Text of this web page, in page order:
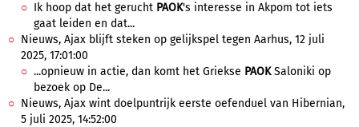
Ik hoop dat het gerucht PAOK's interesse in Akpom tot iets
gaat leiden en dat...
Nieuws, Ajax blijft steken op gelijkspel tegen Aarhus, 12 juli
2025, 17:01:00
...opnieuw in actie, dan komt het Griekse PAOKSaloniki op
bezoek op De...
Nieuws, Ajax wint doelpuntrijk eerste oefenduel van Hibernian,
5 juli 2025, 14:52:00